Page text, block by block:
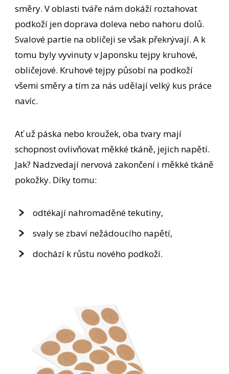
směry. V oblasti tváře nám dokáží roztahovat
podkoží jen doprava doleva nebo nahoru dolů.
Svalové partie na obličeji se však překrývají. A k
tomu byly vyvinuty v Japonsku tejpy kruhové,
obličejové. Kruhové tejpy působí na podkoží
všemi směry a tím za nás udělají velký kus práce
navíc.
Ať už páska nebo kroužek, oba tvary mají
schopnost ovlivňovat měkké tkáně, jejich napětí.
Jak? Nadzvedají nervová zakončení i měkké tkáně
pokožky. Díky tomu:
odtékají nahromaděné tekutiny,
svaly se zbaví nežádoucího napětí,
dochází k růstu nového podkoží.